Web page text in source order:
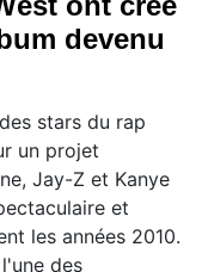
devenu
stars du rap
un projet
Jay-Z et Kanye
et
les années 2010.
des